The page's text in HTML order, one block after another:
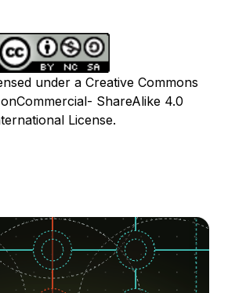
under a Creative Commons
ShareAlike 4.0
License.